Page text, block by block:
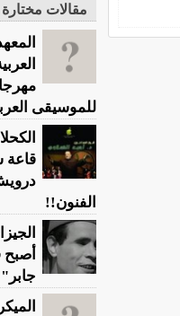
مقالات مختارة
للموسيقى
قاعة
الفنون!!